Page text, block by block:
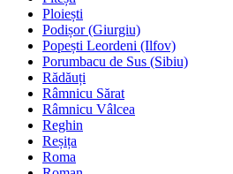
Ploiești
Podișor (Giurgiu)
Popești Leordeni (Ilfov)
Porumbacu de Sus (Sibiu)
Rădăuți
Râmnicu Sărat
Râmnicu Vâlcea
Reghin
Reșița
Roma